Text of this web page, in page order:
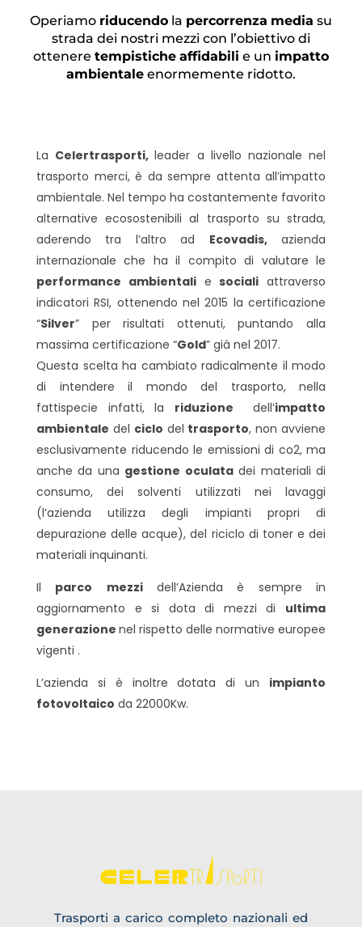
Operiamo riducendo la percorrenza media su
strada dei nostri mezzi con l’obiettivo di
ottenere tempistiche affidabili e un impatto
ambientale enormemente ridotto.
La Celertrasporti,leader a livello nazionale nel
trasporto merci, è da sempre attenta all’impatto
ambientale. Nel tempo ha costantemente favorito
alternative ecosostenibili al trasporto su strada,
aderendo tra l’altro ad Ecovadis,azienda
internazionale che ha il compito di valutare le
performance ambientaliesociali attraverso
indicatori RSI, ottenendo nel 2015 la certificazione
“Silver” per risultati ottenuti, puntando alla
massima certificazione “Gold” già nel 2017.
Questa scelta ha cambiato radicalmente il modo
di intendere il mondo del trasporto, nella
fattispecie infatti, la riduzione dell’impatto
ambientale del ciclo del trasporto, non avviene
esclusivamente riducendo le emissioni di co2, ma
anche da una gestione oculata dei materiali di
consumo, dei solventi utilizzati nei lavaggi
(l’azienda utilizza degli impianti propri di
depurazione delle acque), del riciclo di toner e dei
materiali inquinanti.
Il parco mezzidell’Azienda è sempre in
aggiornamento e si dota di mezzi di ultima
generazione nel rispetto delle normative europee
vigenti .
L’azienda si è inoltre dotata di un impianto
fotovoltaico da 22000Kw.
Trasporti a carico completo nazionali ed